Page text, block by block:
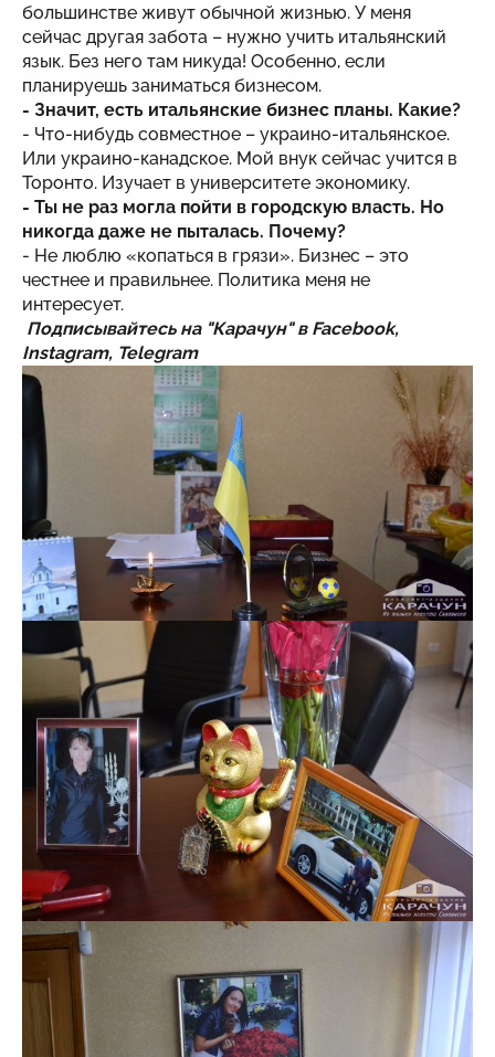
большинстве живут обычной жизнью. У меня
сейчас другая забота – нужно учить итальянский
язык. Без него там никуда! Особенно, если
планируешь заниматься бизнесом.
- Значит, есть итальянские бизнес планы. Какие?
- Что-нибудь совместное – украино-итальянское.
Или украино-канадское. Мой внук сейчас учится в
Торонто. Изучает в университете экономику.
- Ты не раз могла пойти в городскую власть. Но
никогда даже не пыталась. Почему?
- Не люблю «копаться в грязи». Бизнес – это
честнее и правильнее. Политика меня не
интересует.
Подписывайтесь на "Карачун" в Facebook,
Instagram, Telegram